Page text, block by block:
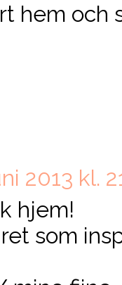
hem och
2013 kl.
hjem!
som